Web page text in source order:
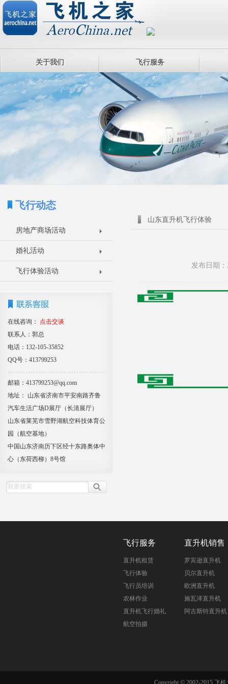
关于我们 飞行服务
飞行动态
房地产商场活动
婚礼活动
飞行体验活动
在线咨询：
点击交谈
联系人：郭总
电话：132-105-35852
QQ号：413799253
邮箱：413799253@qq.com
地址： 山东省济南市平安南路齐鲁
汽车生活广场D展厅（长清展厅）
山东省莱芜市雪野湖航空科技体育公
园（航空基地）
中国山东济南历下区经十东路奥体中
心（东荷西柳）8号馆
山东直升机飞行体验
发布日期
飞行服务
直升机租赁
飞行体验
飞行员培训
农林作业
直升机飞行婚礼
航空拍摄
直升机销售
罗宾逊直升机
贝尔直升机
欧洲直升机
施瓦泽直升机
阿古斯特直升机
Copyright © 2002-2015 飞